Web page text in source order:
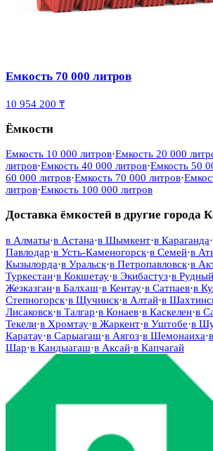
Емкость 70 000 литров
10 954 200 ₸
Ёмкости
Емкость 10 000 литров·Емкость 20 000
литров·Емкость 40 000 литров·Емкость 50
60 000 литров·Емкость 70 000 литров·
литров·Емкость 100 000 литров
Доставка ёмкостей в другие города
в Алматы·в Астана·в Шымкент·в Караганда·
Павлодар·в Усть-Каменогорск·в Семей·в
Кызылорда·в Уральск·в Петропавловск·в
Туркестан·в Кокшетау·в Экибастуз·в Рудный
Жезказган·в Балхаш·в Кентау·в Сатпаев·в
Степногорск·в Щучинск·в Алтай·в
Лисаковск·в Талгар·в Конаев·в Каскелен·в
Текели·в Хромтау·в Жаркент·в Уштобе·в
Каратау·в Сарыагаш·в Аягоз·в Шемонаиха·в
Шар·в Кандыагаш·в Аксай·в Капчагай